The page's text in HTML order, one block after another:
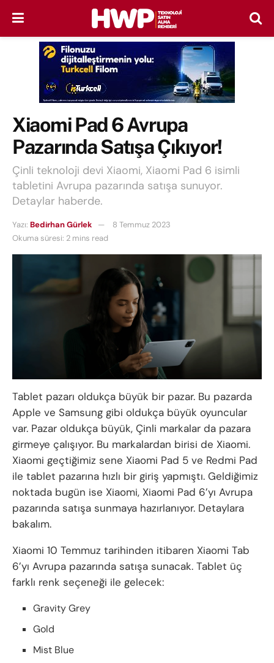
Xiaomi Pad 6 Avrupa
Pazarında Satışa Çıkıyor!
Çinli teknoloji devi Xiaomi, Xiaomi Pad 6 isimli
tabletini Avrupa pazarında satışa sunuyor.
Detaylar haberde.
Yazı: Bedirhan Gürlek
8 Temmuz 2023
Okuma süresi: 2 mins read
Tablet pazarı oldukça büyük bir pazar. Bu pazarda
Apple ve Samsung gibi oldukça büyük oyuncular
var. Pazar oldukça büyük, Çinli markalar da pazara
girmeye çalışıyor. Bu markalardan birisi de Xiaomi.
Xiaomi geçtiğimiz sene Xiaomi Pad 5 ve Redmi Pad
ile tablet pazarına hızlı bir giriş yapmıştı. Geldiğimiz
noktada bugün ise Xiaomi, Xiaomi Pad 6’yı Avrupa
pazarında satışa sunmaya hazırlanıyor. Detaylara
bakalım.
Xiaomi 10 Temmuz tarihinden itibaren Xiaomi Tab
6’yı Avrupa pazarında satışa sunacak. Tablet üç
farklı renk seçeneği ile gelecek:
Gravity Grey
Gold
Mist Blue